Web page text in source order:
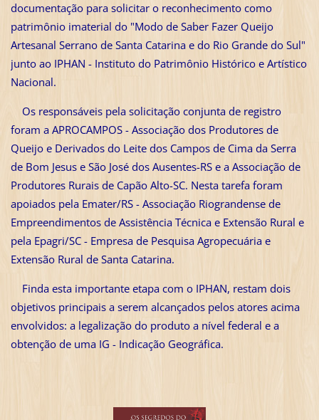
documentação para solicitar o reconhecimento como
patrimônio imaterial do "Modo de Saber Fazer Queijo
Artesanal Serrano de Santa Catarina e do Rio Grande do Sul"
junto ao IPHAN - Instituto do Patrimônio Histórico e Artístico
Nacional.
Os responsáveis pela solicitação conjunta de registro
foram a APROCAMPOS - Associação dos Produtores de
Queijo e Derivados do Leite dos Campos de Cima da Serra
de Bom Jesus e São José dos Ausentes-RS e a Associação de
Produtores Rurais de Capão Alto-SC. Nesta tarefa foram
apoiados pela Emater/RS - Associação Riograndense de
Empreendimentos de Assistência Técnica e Extensão Rural e
pela Epagri/SC - Empresa de Pesquisa Agropecuária e
Extensão Rural de Santa Catarina.
Finda esta importante etapa com o IPHAN, restam dois
objetivos principais a serem alcançados pelos atores acima
envolvidos: a legalização do produto a nível federal e a
obtenção de uma IG - Indicação Geográfica.